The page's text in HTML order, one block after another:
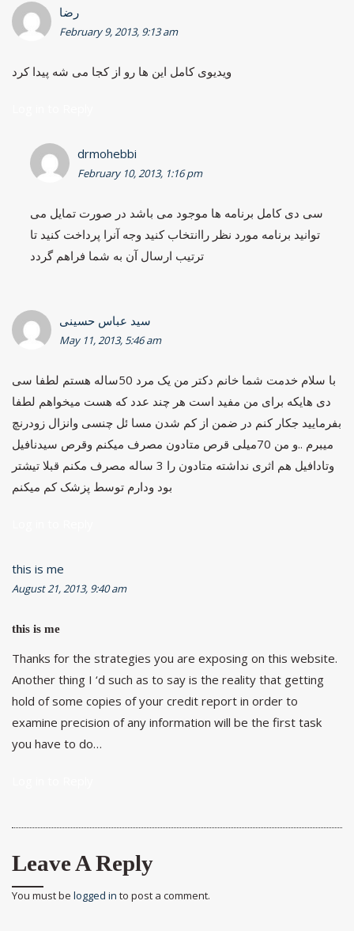
رضا
February 9, 2013, 9:13 am
ویدیوی کامل این ها رو از کجا می شه پیدا کرد
drmohebbi
February 10, 2013, 1:16 pm
سی دی کامل برنامه ها موجود می باشد در صورت تمایل می
توانید برنامه مورد نظر راانتخاب کنید وجه آنرا پرداخت کنید تا
ترتیب ارسال آن به شما فراهم گردد
سید عباس حسینی
May 11, 2013, 5:46 am
با سلام خدمت شما خانم دکتر من یک مرد 50ساله هستم لطفا سی
دی هایکه برای من مفید است هر چند عدد که هست میخواهم لطفا
بفرمایید جکار کنم در ضمن از کم شدن مسا ئل چنسی وانزال زودرنچ
میبرم ..و من 70میلی قرص متادون مصرف میکنم وقرص سیدنافیل
وتادافیل هم اثری نداشته متادون را 3 ساله مصرف مکنم قبلا تیشتر
بود ودارم توسط پزشک کم میکنم
this is me
August 21, 2013, 9:40 am
this is me
Thanks for the strategies you are exposing on this website.
Another thing I ‘d such as to say is the reality that getting
hold of some copies of your credit report in order to
examine precision of any information will be the first task
you have to do…
Leave A Reply
You must be logged in to post a comment.